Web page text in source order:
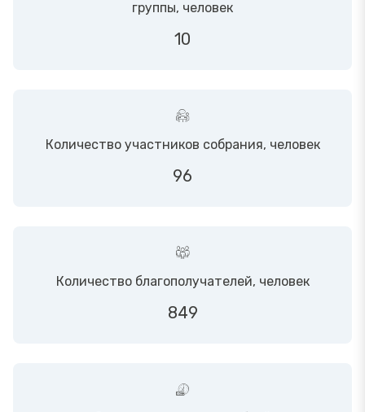
группы, человек
10
Количество участников собрания, человек
96
Количество благополучателей, человек
849